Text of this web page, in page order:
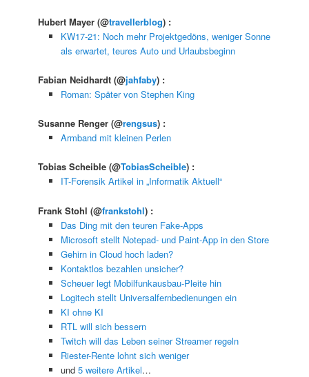
Hubert Mayer(@travellerblog) :
KW17-21: Noch mehr Projektgedöns, weniger Sonne
als erwartet, teures Auto und Urlaubsbeginn
Fabian Neidhardt(@jahfaby) :
Roman: Später von Stephen King
Susanne Renger(@rengsus) :
Armband mit kleinen Perlen
Tobias Scheible(@TobiasScheible) :
IT-Forensik Artikel in „Informatik Aktuell“
Frank Stohl(@frankstohl) :
Das Ding mit den teuren Fake-Apps
Microsoft stellt Notepad- und Paint-App in den Store
Gehirn in Cloud hoch laden?
Kontaktlos bezahlen unsicher?
Scheuer legt Mobilfunkausbau-Pleite hin
Logitech stellt Universalfernbedienungen ein
KI ohne KI
RTL will sich bessern
Twitch will das Leben seiner Streamer regeln
Riester-Rente lohnt sich weniger
und 5 weitere Artikel…